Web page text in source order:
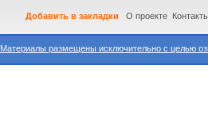
Материалы размещены исключительно с целью
Добавить в закладки О проекте Контакты